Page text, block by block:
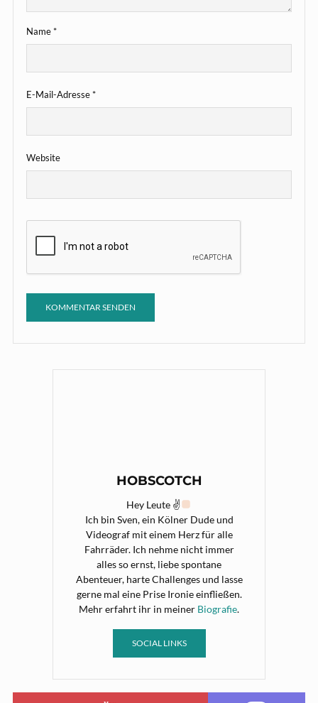
Name*
E-Mail-Adresse*
Website
HOBSCOTCH
Hey Leute ✌
Ich bin Sven, ein Kölner Dude und
Videograf mit einem Herz für alle
Fahrräder. Ich nehme nicht immer
alles so ernst, liebe spontane
Abenteuer, harte Challenges und lasse
gerne mal eine Prise Ironie einfließen.
Mehr erfahrt ihr in meiner Biografie.
SOCIAL LINKS